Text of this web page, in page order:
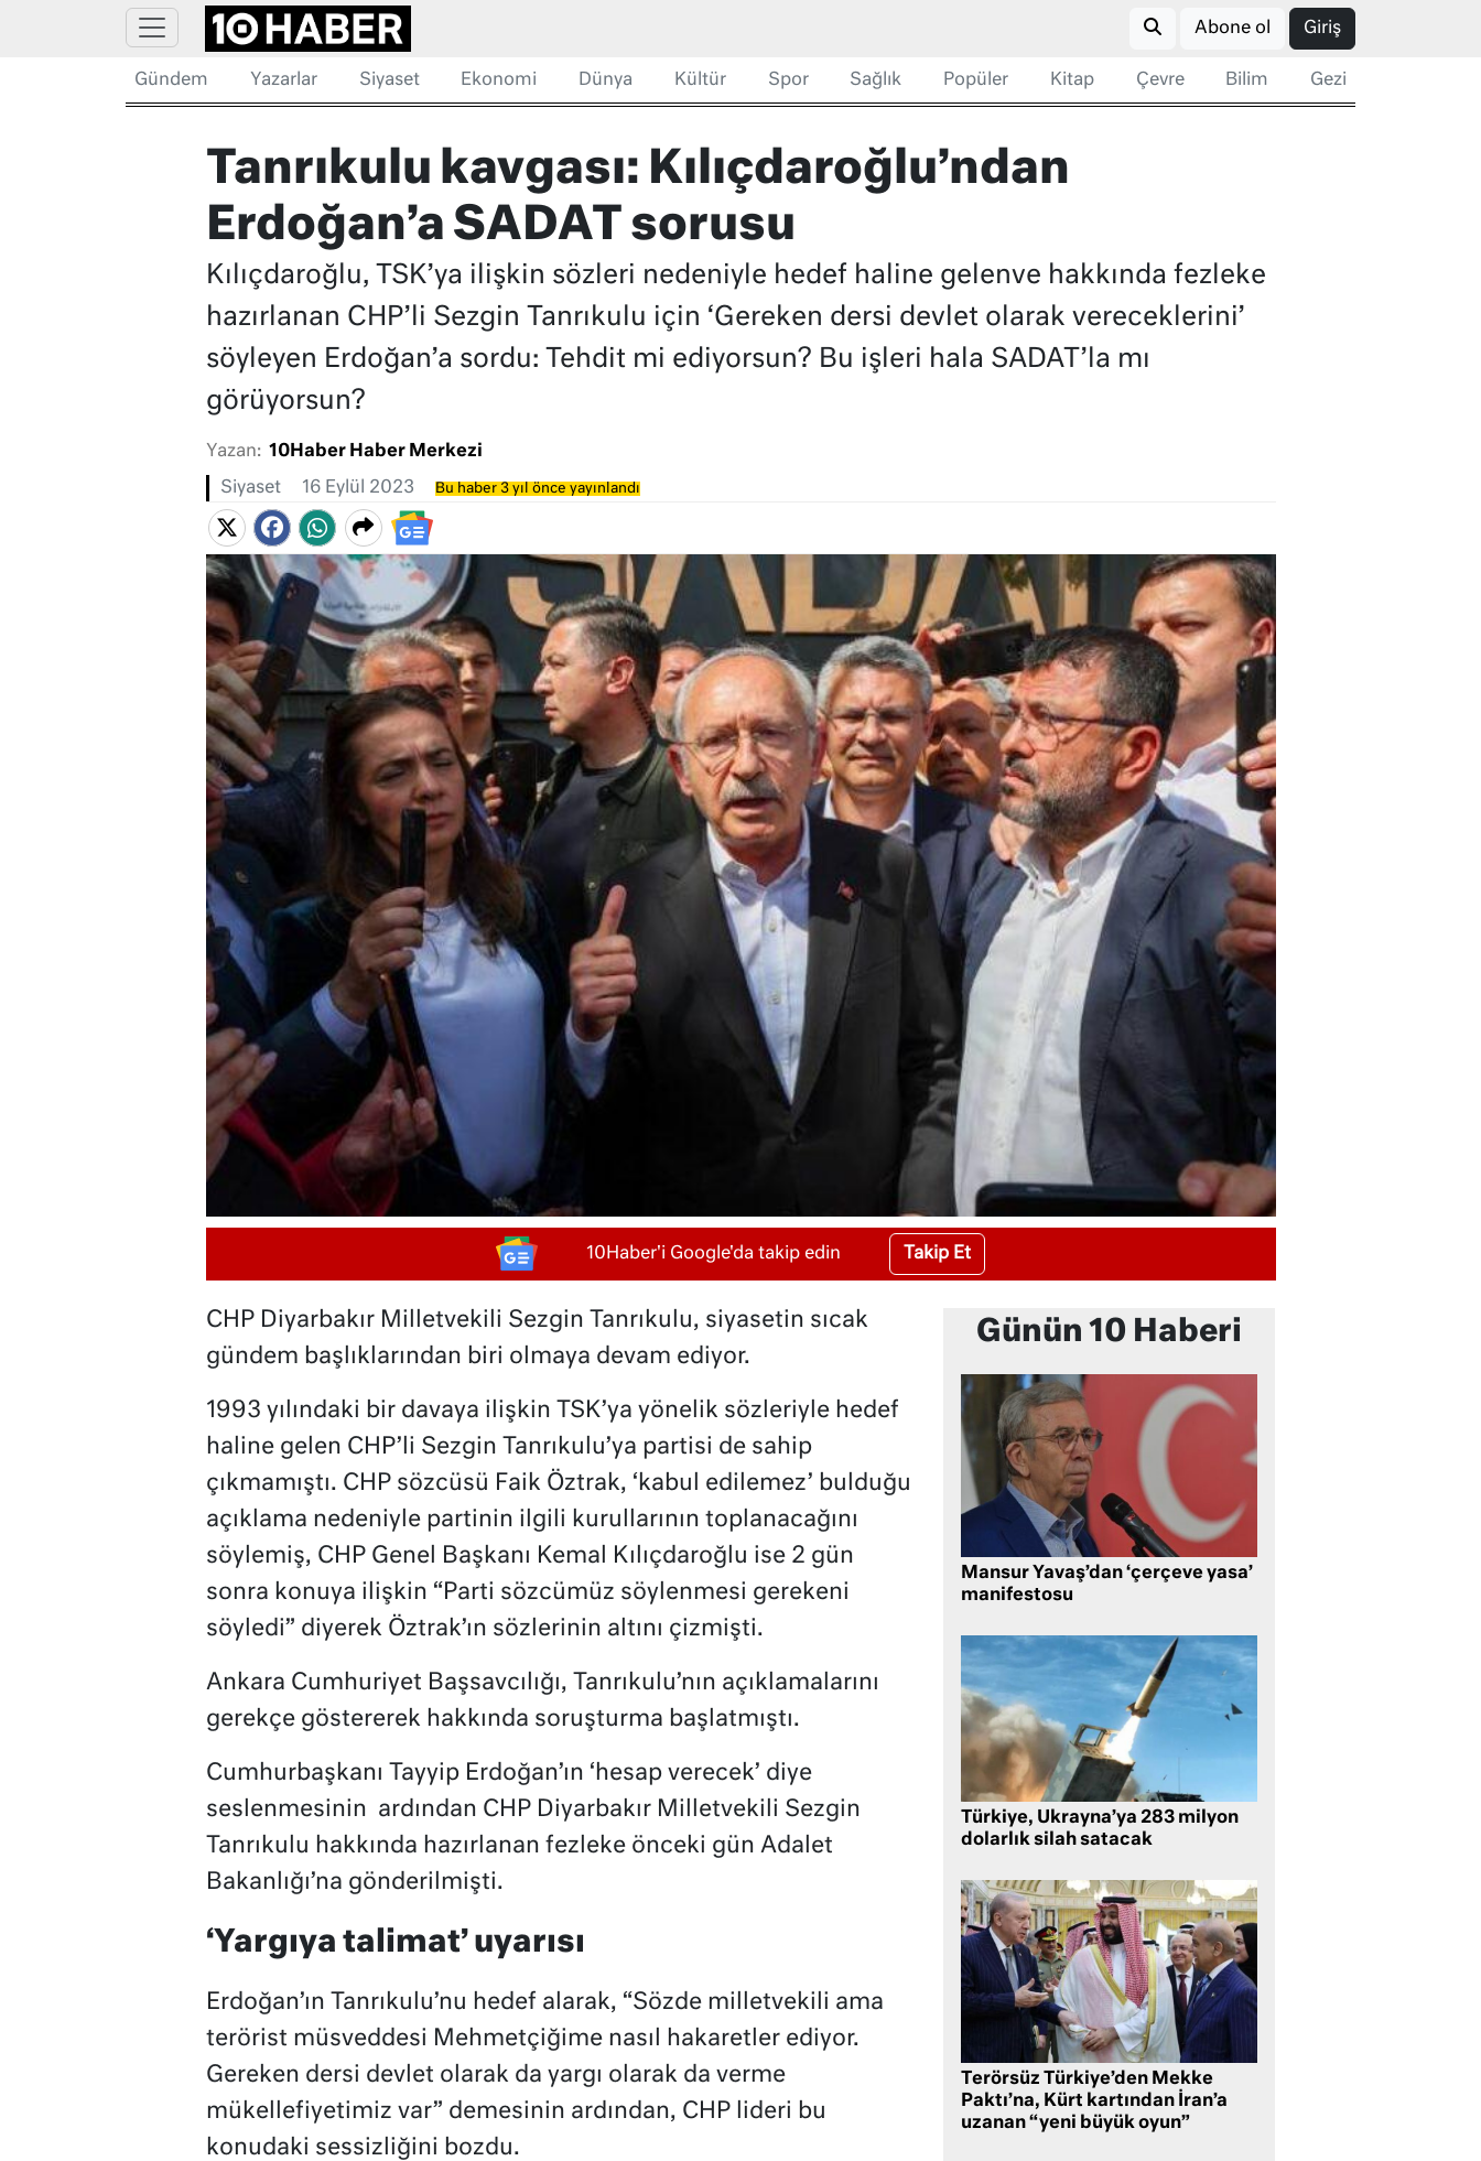
Abone ol Giriş
Gündem Yazarlar Siyaset Ekonomi Dünya Kültür Spor Sağlık Popüler Kitap Çevre Bilim Gezi
Tanrıkulu kavgası: Kılıçdaroğlu’ndan
Erdoğan’a SADAT sorusu
Kılıçdaroğlu, TSK’ya ilişkin sözleri nedeniyle hedef haline gelenve hakkında fezleke
hazırlanan CHP’li Sezgin Tanrıkulu için ‘Gereken dersi devlet olarak vereceklerini’
söyleyen Erdoğan’a sordu: Tehdit mi ediyorsun? Bu işleri hala SADAT’la mı
görüyorsun?
Yazan: 10Haber Haber Merkezi
Siyaset 16 Eylül 2023 Bu haber 3 yıl önce yayınlandı
10Haber'i Google'da takip edin Takip Et
CHP Diyarbakır Milletvekili Sezgin Tanrıkulu, siyasetin sıcak
gündem başlıklarından biri olmaya devam ediyor.
1993 yılındaki bir davaya ilişkin TSK’ya yönelik sözleriyle hedef
haline gelen CHP’li Sezgin Tanrıkulu’ya partisi de sahip
çıkmamıştı. CHP sözcüsü Faik Öztrak, ‘kabul edilemez’ bulduğu
açıklama nedeniyle partinin ilgili kurullarının toplanacağını
söylemiş, CHP Genel Başkanı Kemal Kılıçdaroğlu ise 2 gün
sonra konuya ilişkin “Parti sözcümüz söylenmesi gerekeni
söyledi” diyerek Öztrak’ın sözlerinin altını çizmişti.
Ankara Cumhuriyet Başsavcılığı, Tanrıkulu’nın açıklamalarını
gerekçe göstererek hakkında soruşturma başlatmıştı.
Cumhurbaşkanı Tayyip Erdoğan’ın ‘hesap verecek’ diye
seslenmesinin ardından CHP Diyarbakır Milletvekili Sezgin
Tanrıkulu hakkında hazırlanan fezleke önceki gün Adalet
Bakanlığı’na gönderilmişti.
‘Yargıya talimat’ uyarısı
Erdoğan’ın Tanrıkulu’nu hedef alarak, “Sözde milletvekili ama
terörist müsveddesi Mehmetçiğime nasıl hakaretler ediyor.
Gereken dersi devlet olarak da yargı olarak da verme
mükellefiyetimiz var” demesinin ardından, CHP lideri bu
konudaki sessizliğini bozdu.
Günün 10 Haberi
Mansur Yavaş’dan ‘çerçeve yasa’
manifestosu
Türkiye, Ukrayna’ya 283 milyon
dolarlık silah satacak
Terörsüz Türkiye’den Mekke
Paktı’na, Kürt kartından İran’a
uzanan “yeni büyük oyun”